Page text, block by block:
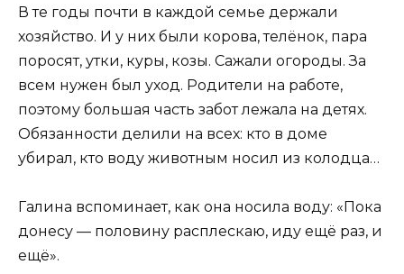
В те годы почти в каждой семье держали
хозяйство. И у них были корова, телёнок, пара
поросят, утки, куры, козы. Сажали огороды. За
всем нужен был уход. Родители на работе,
поэтому большая часть забот лежала на детях.
Обязанности делили на всех: кто в доме
убирал, кто воду животным носил из колодца…
Галина вспоминает, как она носила воду: «Пока
донесу — половину расплескаю, иду ещё раз, и
ещё».